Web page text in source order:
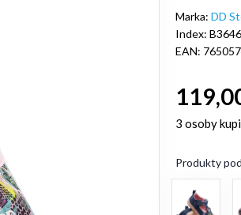
Marka: DD
Index:
EAN:
3 osoby
Produkty